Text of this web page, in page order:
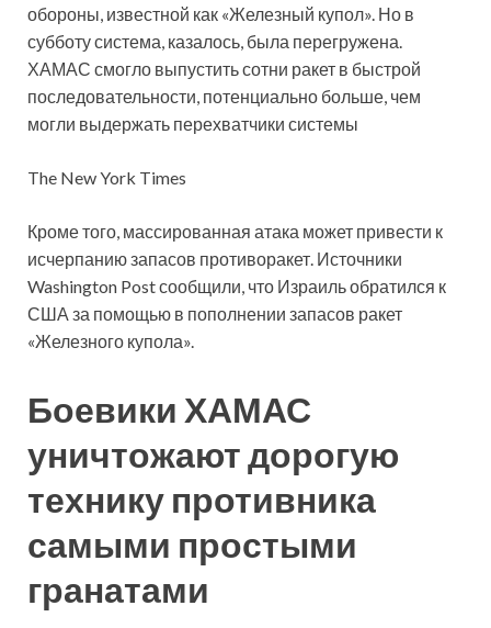
обороны, известной как «Железный купол». Но в
субботу система, казалось, была перегружена.
ХАМАС смогло выпустить сотни ракет в быстрой
последовательности, потенциально больше, чем
могли выдержать перехватчики системы
The New York Times
Кроме того, массированная атака может привести к
исчерпанию запасов противоракет. Источники
Washington Post сообщили, что Израиль обратился к
США за помощью в пополнении запасов ракет
«Железного купола».
Боевики ХАМАС
уничтожают дорогую
технику противника
самыми простыми
гранатами